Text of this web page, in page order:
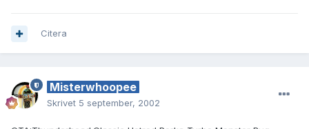
Citera
Misterwhoopee
Skrivet 5 september, 2002